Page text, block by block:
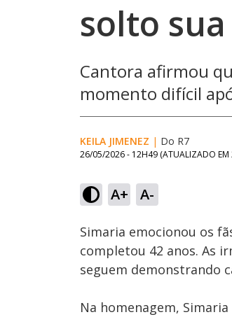
solto
Cantora afirmou
momento difícil
KEILA JIMENEZ | Do R7
26/05/2026 - 12H49 (ATUALIZADO EM
A+ A-
Ativar
Som
Simaria emocionou os
completou 42 anos. As
seguem demonstrando
Na homenagem,